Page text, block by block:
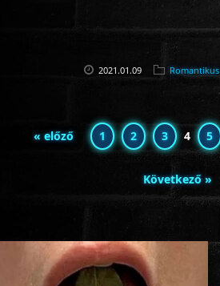
2021.01.09 Romantikus
« előző 1 2 3 4 5
Következő »